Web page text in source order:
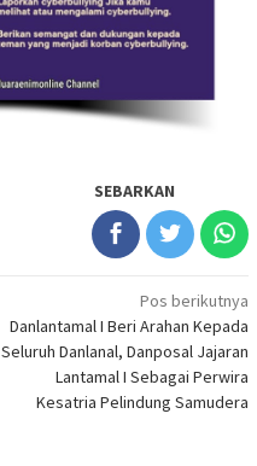
SEBARKAN
Pos berikutnya
Danlantamal I Beri Arahan Kepada
Seluruh Danlanal, Danposal Jajaran
Lantamal I Sebagai Perwira
Kesatria Pelindung Samudera